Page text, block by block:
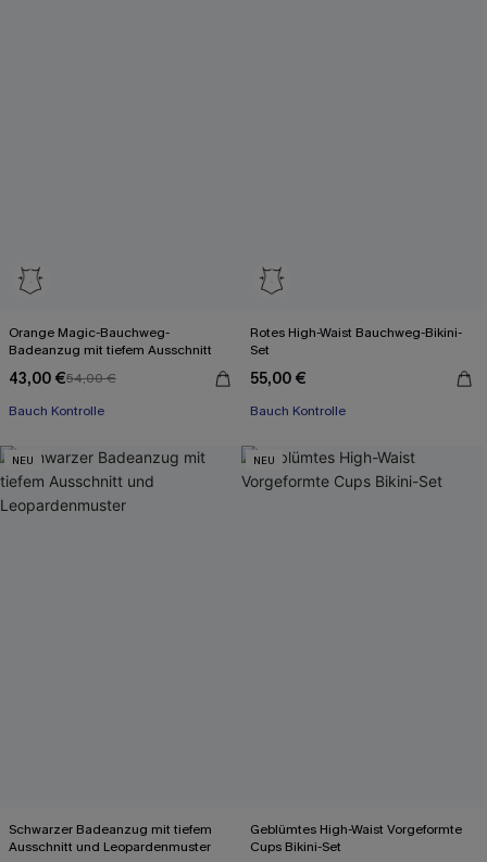
Orange Magic-Bauchweg-
Badeanzug mit tiefem Ausschnitt
43,00 €54,00 €
Bauch Kontrolle
Rotes High-Waist Bauchweg-Bikini-
Set
55,00 €
Bauch Kontrolle
NEU
Schwarzer Badeanzug mit tiefem
Ausschnitt und Leopardenmuster
NEU
Geblümtes High-Waist Vorgeformte
Cups Bikini-Set